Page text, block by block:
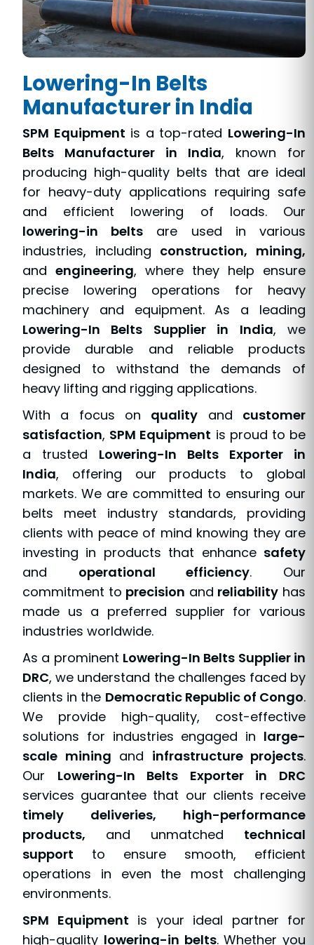
Lowering-In Belts
Manufacturer in India
SPM Equipment is a top-rated Lowering-In
Belts Manufacturer in India, known for
producing high-quality belts that are ideal
for heavy-duty applications requiring safe
and efficient lowering of loads. Our
lowering-in belts are used in various
industries, including construction, mining,
and engineering, where they help ensure
precise lowering operations for heavy
machinery and equipment. As a leading
Lowering-In Belts Supplier in India, we
provide durable and reliable products
designed to withstand the demands of
heavy lifting and rigging applications.
With a focus on quality and customer
satisfaction, SPM Equipment is proud to be
a trusted Lowering-In Belts Exporter in
India, offering our products to global
markets. We are committed to ensuring our
belts meet industry standards, providing
clients with peace of mind knowing they are
investing in products that enhance safety
and operational efficiency. Our
commitment to precision and reliability has
made us a preferred supplier for various
industries worldwide.
As a prominent Lowering-In Belts Supplier in
DRC, we understand the challenges faced by
clients in the Democratic Republic of Congo.
We provide high-quality, cost-effective
solutions for industries engaged in large-
scale mining and infrastructure projects.
Our Lowering-In Belts Exporter in DRC
services guarantee that our clients receive
timely deliveries, high-performance
products, and unmatched technical
support to ensure smooth, efficient
operations in even the most challenging
environments.
SPM Equipment is your ideal partner for
high-quality lowering-in belts. Whether you